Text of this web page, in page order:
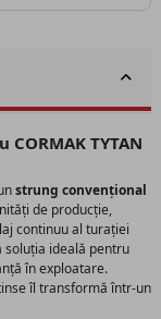
TYTAN
strung convențional
de producție,
continuu al turației
soluția ideală pentru
în exploatare.
îl transformă într-un